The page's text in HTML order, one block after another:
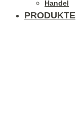
Handel
PRODUKTE